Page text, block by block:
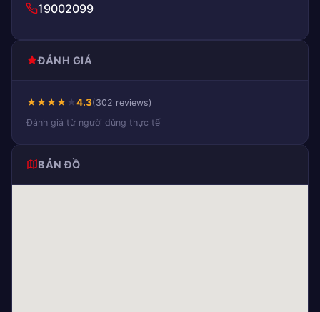
19002099
ĐÁNH GIÁ
★★★★★4.3(302 reviews)
Đánh giá từ người dùng thực tế
BẢN ĐỒ